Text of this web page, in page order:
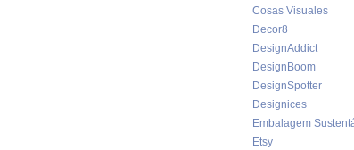
Cosas Visuales
Decor8
DesignAddict
DesignBoom
DesignSpotter
Designices
Embalagem
Etsy